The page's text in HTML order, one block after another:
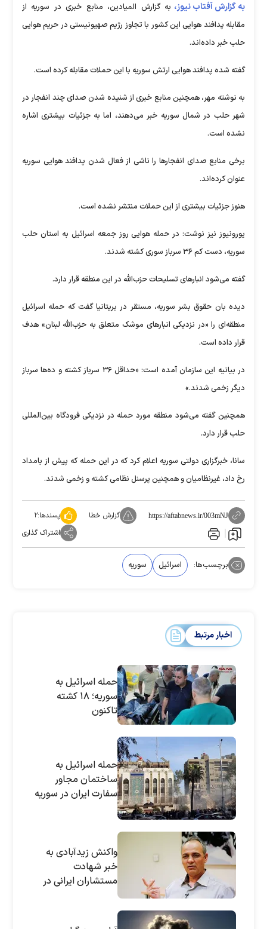
به گزارش آفتاب نیوز، به گزارش المیادین، منابع خبری در سوریه از
مقابله پدافند هوایی این کشور با تجاوز رژیم صهیونیستی در حریم هوایی
حلب خبر داده‌اند.
گفته شده پدافند هوایی ارتش سوریه با این حملات مقابله کرده است.
به نوشته مهر، همچنین منابع خبری از شنیده شدن صدای چند انفجار در
شهر حلب در شمال سوریه خبر می‌دهند، اما به جزئیات بیشتری اشاره
نشده است.
برخی منابع صدای انفجار‌ها را ناشی از فعال شدن پدافند هوایی سوریه
عنوان کرده‌اند.
هنوز جزئیات بیشتری از این حملات منتشر نشده است.
یورونیوز نیز نوشت: در حمله هوایی روز جمعه اسرائیل به استان حلب
سوریه، دست کم ۳۶ سرباز سوری کشته شدند.
گفته می‌شود انبارهای تسلیحات حزب‌الله در این منطقه قرار دارد.
دیده بان حقوق بشر سوریه، مستقر در بریتانیا گفت که حمله اسرائیل
منطقه‌ای را «در نزدیکی انبارهای موشک متعلق به حزب‌الله لبنان» هدف
قرار داده است.
در بیانیه این سازمان آمده است: «حداقل ۳۶ سرباز کشته و ده‌ها سرباز
دیگر زخمی شدند.»
همچنین گفته می‌شود منطقه مورد حمله در نزدیکی فرودگاه بین‌المللی
حلب قرار دارد.
سانا، خبرگزاری دولتی سوریه اعلام کرد که در این حمله که پیش از بامداد
رخ داد، غیرنظامیان و همچنین پرسنل نظامی کشته و زخمی شدند.
https://aftabnews.ir/003mNJ گزارش خطا پسندها:۲
اشتراک گذاری
برچسب‌ها: اسرائیل سوریه
اخبار مرتبط
حمله اسرائیل به
سوریه؛ ۱۸ کشته
تاکنون
حمله اسرائیل به
ساختمان مجاور
سفارت ایران در سوریه
واکنش زیدآبادی به
خبر شهادت
مستشاران ایرانی در